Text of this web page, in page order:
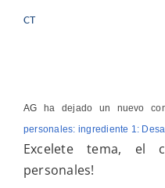
CT
AG ha dejado un nuevo
personales: ingrediente 1:
Excelete tema, el
personales!